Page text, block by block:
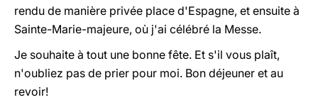
rendu de manière privée place d'Espagne, et ensuite à
Sainte-Marie-majeure, où j'ai célébré la Messe.
Je souhaite à tout une bonne fête. Et s'il vous plaît,
n'oubliez pas de prier pour moi. Bon déjeuner et au
revoir!